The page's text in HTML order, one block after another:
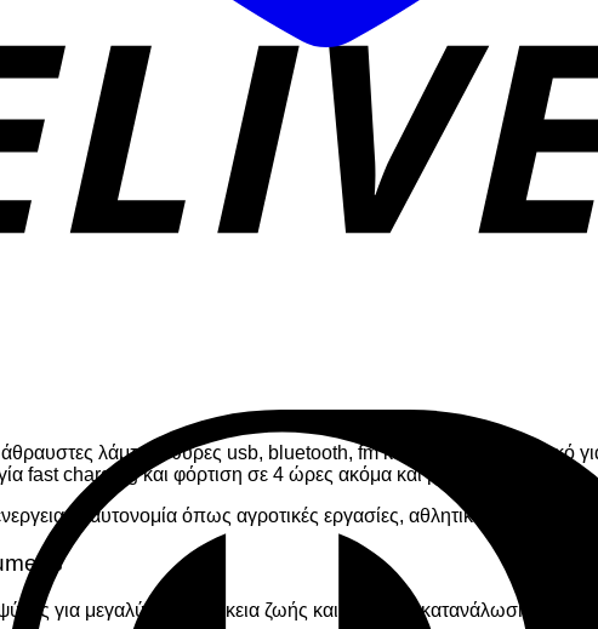
λάμπες, θύρες usb, bluetooth, fm και προβολείς. Ιδανικό
fast charging και φόρτιση σε 4 ώρες ακόμα και με σύννεφα!
αυτονομία όπως αγροτικές εργασίες, αθλητικές
για μεγαλύτερη διάρκεια ζωής και λιγότερη κατανάλωσης!